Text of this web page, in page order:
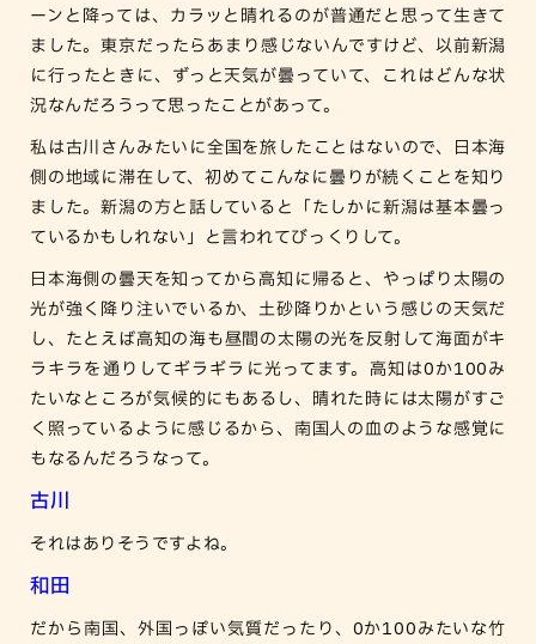
ーンと降っては、カラッと晴れるのが普通だと思って生きて
ました。東京だったらあまり感じないんですけど、以前新潟
に行ったときに、ずっと天気が曇っていて、これはどんな状
況なんだろうって思ったことがあって。
私は古川さんみたいに全国を旅したことはないので、日本海
側の地域に滞在して、初めてこんなに曇りが続くことを知り
ました。新潟の方と話していると「たしかに新潟は基本曇っ
ているかもしれない」と言われてびっくりして。
日本海側の曇天を知ってから高知に帰ると、やっぱり太陽の
光が強く降り注いでいるか、土砂降りかという感じの天気だ
し、たとえば高知の海も昼間の太陽の光を反射して海面がキ
ラキラを通りしてギラギラに光ってます。高知は0か100み
たいなところが気候的にもあるし、晴れた時には太陽がすご
く照っているように感じるから、南国人の血のような感覚に
もなるんだろうなって。
古川
それはありそうですよね。
和田
だから南国、外国っぽい気質だったり、0か100みたいな竹